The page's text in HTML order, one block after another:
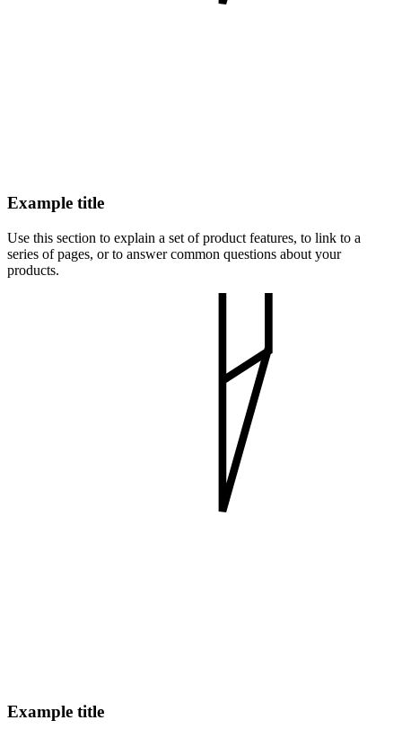
Example title
Use this section to explain a set of product features, to link to a
series of pages, or to answer common questions about your
products.
Example title